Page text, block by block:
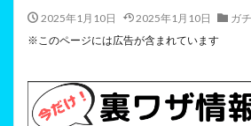
2025年1月10日 2025年1月10日
ガ
※このページには広告が含まれています